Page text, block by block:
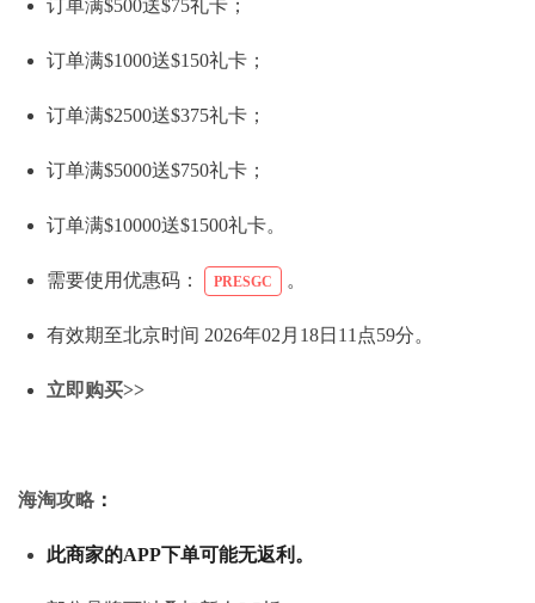
订单满$500送$75礼卡；
订单满$1000送$150礼卡；
订单满$2500送$375礼卡；
订单满$5000送$750礼卡；
订单满$10000送$1500礼卡。
需要使用优惠码： PRESGC 。
有效期至北京时间 2026年02月18日11点59分。
立即购买>>
海淘攻略 ：
此商家的APP下单可能无返利。